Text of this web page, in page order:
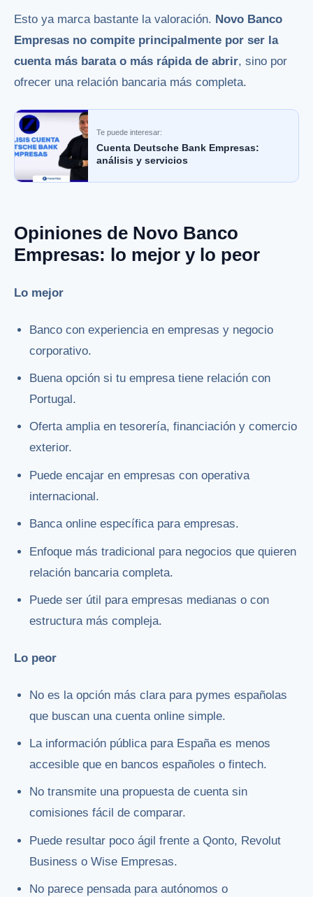
Esto ya marca bastante la valoración. Novo Banco
Empresas no compite principalmente por ser la
cuenta más barata o más rápida de abrir, sino por
ofrecer una relación bancaria más completa.
Te puede interesar:
Cuenta Deutsche Bank Empresas:
análisis y servicios
Opiniones de Novo Banco
Empresas: lo mejor y lo peor
Lo mejor
Banco con experiencia en empresas y negocio
corporativo.
Buena opción si tu empresa tiene relación con
Portugal.
Oferta amplia en tesorería, financiación y comercio
exterior.
Puede encajar en empresas con operativa
internacional.
Banca online específica para empresas.
Enfoque más tradicional para negocios que quieren
relación bancaria completa.
Puede ser útil para empresas medianas o con
estructura más compleja.
Lo peor
No es la opción más clara para pymes españolas
que buscan una cuenta online simple.
La información pública para España es menos
accesible que en bancos españoles o fintech.
No transmite una propuesta de cuenta sin
comisiones fácil de comparar.
Puede resultar poco ágil frente a Qonto, Revolut
Business o Wise Empresas.
No parece pensada para autónomos o